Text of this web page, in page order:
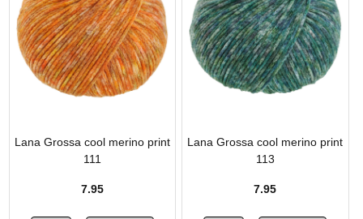
Lana Grossa cool merino print
111
7.95
Lana Grossa cool merino print
113
7.95